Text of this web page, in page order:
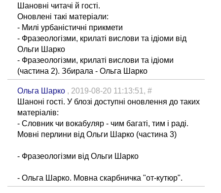
Шановні читачі й гості.
Оновлені такі матеріали:
- Милі урбаністичні прикмети
- Фразеологізми, крилаті вислови та ідіоми від
Ольги Шарко
- Фразеологізми, крилаті вислови та ідіоми
(частина 2). Збирала - Ольга Шарко
Ольга Шарко , 2019-08-20 11:13:51, #
Шаноні гості. У блозі доступні оновлення до таких
матеріалів:
- Словник чи вокабуляр - чим багаті, тим і раді.
Мовні перлини від Ольги Шарко (частина 3)
- Фразеологізми від Ольги Шарко
- Ольга Шарко. Мовна скарбничка "от-кутюр".